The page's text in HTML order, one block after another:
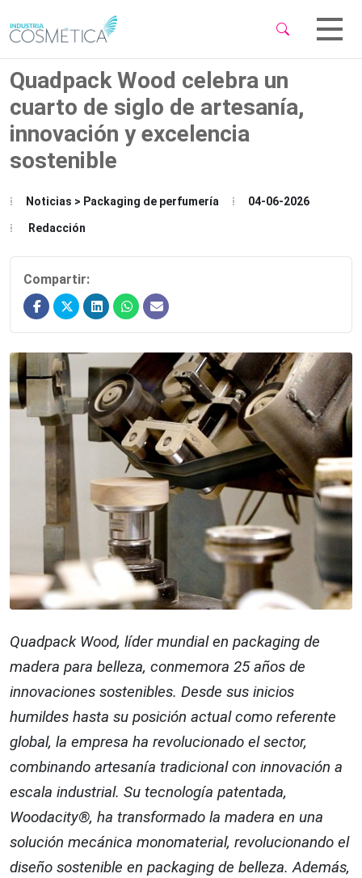
Menu
Menu
Quadpack Wood celebra un
cuarto de siglo de artesanía,
innovación y excelencia
sostenible
Noticias > Packaging de perfumería 04-06-2026
Redacción
Compartir:
Quadpack Wood, líder mundial en packaging de
madera para belleza, conmemora 25 años de
innovaciones sostenibles. Desde sus inicios
humildes hasta su posición actual como referente
global, la empresa ha revolucionado el sector,
combinando artesanía tradicional con innovación a
escala industrial. Su tecnología patentada,
Woodacity®, ha transformado la madera en una
solución mecánica monomaterial, revolucionando el
diseño sostenible en packaging de belleza. Además,